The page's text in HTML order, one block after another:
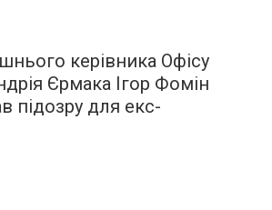
керівника Офісу
Єрмака Ігор Фомін
підозру для екс-